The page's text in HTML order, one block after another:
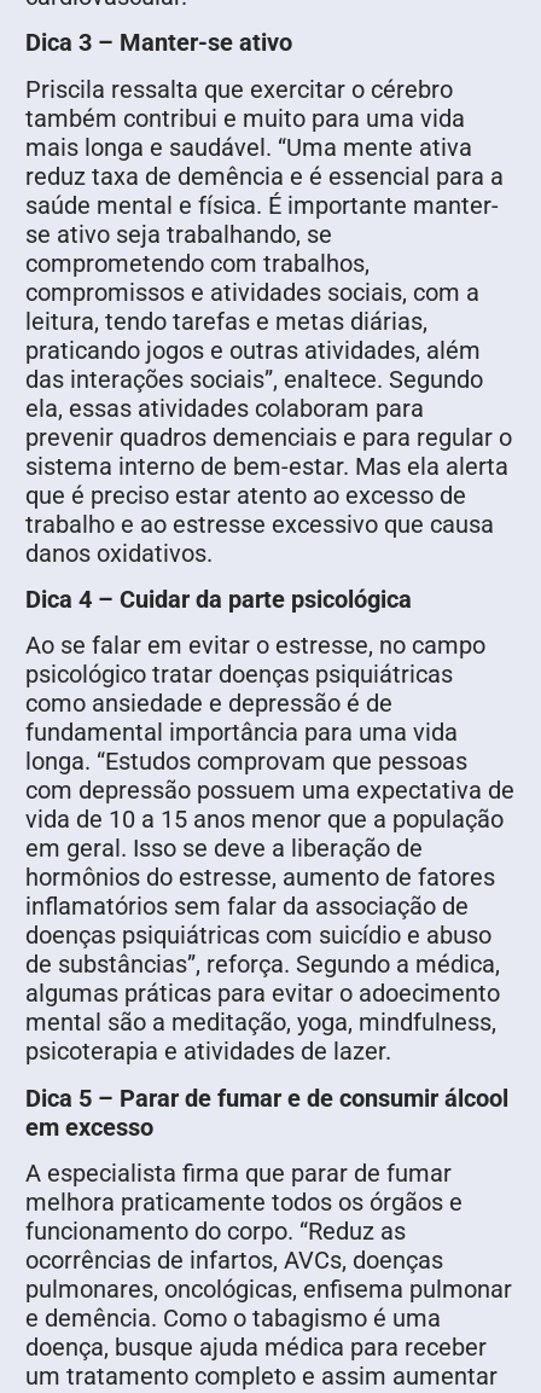
Dica 3 – Manter-se ativo
Priscila ressalta que exercitar o cérebro
também contribui e muito para uma vida
mais longa e saudável. “Uma mente ativa
reduz taxa de demência e é essencial para a
saúde mental e física. É importante manter-
se ativo seja trabalhando, se
comprometendo com trabalhos,
compromissos e atividades sociais, com a
leitura, tendo tarefas e metas diárias,
praticando jogos e outras atividades, além
das interações sociais”, enaltece. Segundo
ela, essas atividades colaboram para
prevenir quadros demenciais e para regular o
sistema interno de bem-estar. Mas ela alerta
que é preciso estar atento ao excesso de
trabalho e ao estresse excessivo que causa
danos oxidativos.
Dica 4 – Cuidar da parte psicológica
Ao se falar em evitar o estresse, no campo
psicológico tratar doenças psiquiátricas
como ansiedade e depressão é de
fundamental importância para uma vida
longa. “Estudos comprovam que pessoas
com depressão possuem uma expectativa de
vida de 10 a 15 anos menor que a população
em geral. Isso se deve a liberação de
hormônios do estresse, aumento de fatores
inflamatórios sem falar da associação de
doenças psiquiátricas com suicídio e abuso
de substâncias”, reforça. Segundo a médica,
algumas práticas para evitar o adoecimento
mental são a meditação, yoga, mindfulness,
psicoterapia e atividades de lazer.
Dica 5 – Parar de fumar e de consumir álcool
em excesso
A especialista firma que parar de fumar
melhora praticamente todos os órgãos e
funcionamento do corpo. “Reduz as
ocorrências de infartos, AVCs, doenças
pulmonares, oncológicas, enfisema pulmonar
e demência. Como o tabagismo é uma
doença, busque ajuda médica para receber
um tratamento completo e assim aumentar